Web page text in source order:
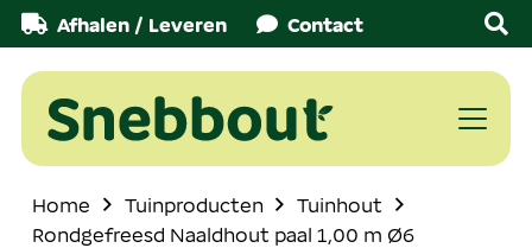
Afhalen / Leveren Contact
Home Tuinproducten
Tuinhout
Rondgefreesd Naaldhout paal 1,00 m Ø6